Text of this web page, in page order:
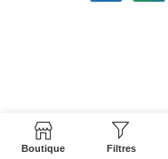
Boutique Filtres